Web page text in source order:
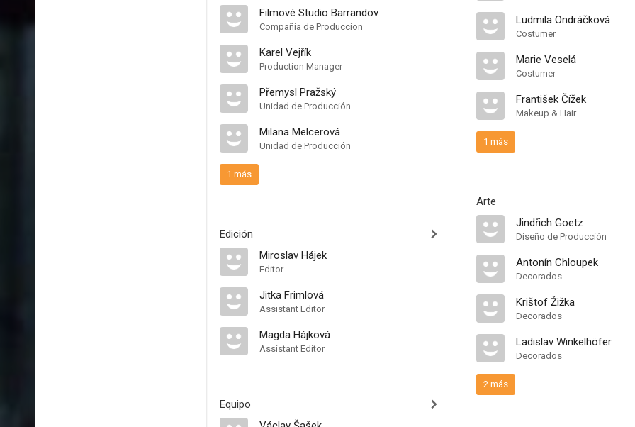
Filmové Studio Barrandov
Compañía de Produccion
Karel Vejřík
Production Manager
Přemysl Pražský
Unidad de Producción
Milana Melcerová
Unidad de Producción
1 más
Edición
Miroslav Hájek
Editor
Jitka Frimlová
Assistant Editor
Magda Hájková
Assistant Editor
Equipo
Ludmila Ondráčková
Costumer
Marie Veselá
Costumer
František Čížek
Makeup & Hair
1 más
Arte
Jindřich Goetz
Diseño de Producción
Antonín Chloupek
Decorados
Krištof Žižka
Decorados
Ladislav Winkelhöfer
Decorados
2 más